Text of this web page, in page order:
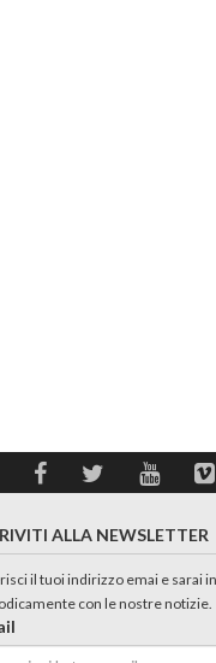
ALLA NEWSLETTER
il tuoi indirizzo emai e sarai
con le nostre notizie.